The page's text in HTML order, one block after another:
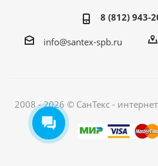
8 (812) 943-
info@santex-spb.ru
2008 - 2026 © СанТекс -